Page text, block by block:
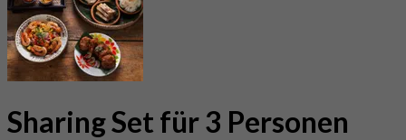
Sharing Set für 3 Personen